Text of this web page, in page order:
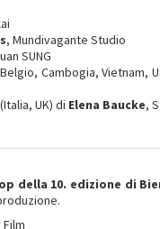
, Mundivagante Studio
SUNG
Cambogia, Vietnam,
(Italia, UK) di Elena Baucke,
10. edizione di